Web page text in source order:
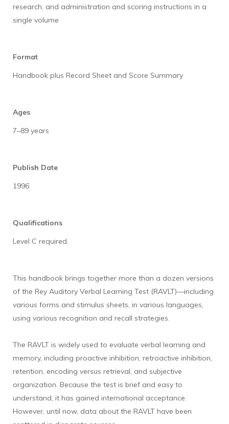
research, and administration and scoring instructions in a
single volume
Format
Handbook plus Record Sheet and Score Summary
Ages
7–89 years
Publish Date
1996
Qualifications
Level C required.
This handbook brings together more than a dozen versions
of the Rey Auditory Verbal Learning Test (RAVLT)—including
various forms and stimulus sheets, in various languages,
using various recognition and recall strategies.
The RAVLT is widely used to evaluate verbal learning and
memory, including proactive inhibition, retroactive inhibition,
retention, encoding versus retrieval, and subjective
organization. Because the test is brief and easy to
understand, it has gained international acceptance.
However, until now, data about the RAVLT have been